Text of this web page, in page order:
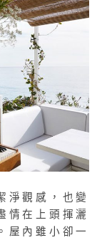
淨觀感，也變
情在上頭揮灑
屋內雖小卻一